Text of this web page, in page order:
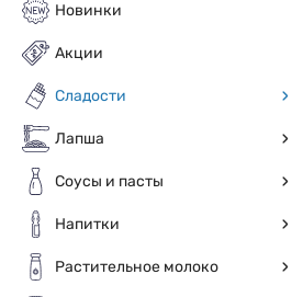
Новинки
Акции
Сладости
Лапша
Соусы и пасты
Напитки
Растительное молоко